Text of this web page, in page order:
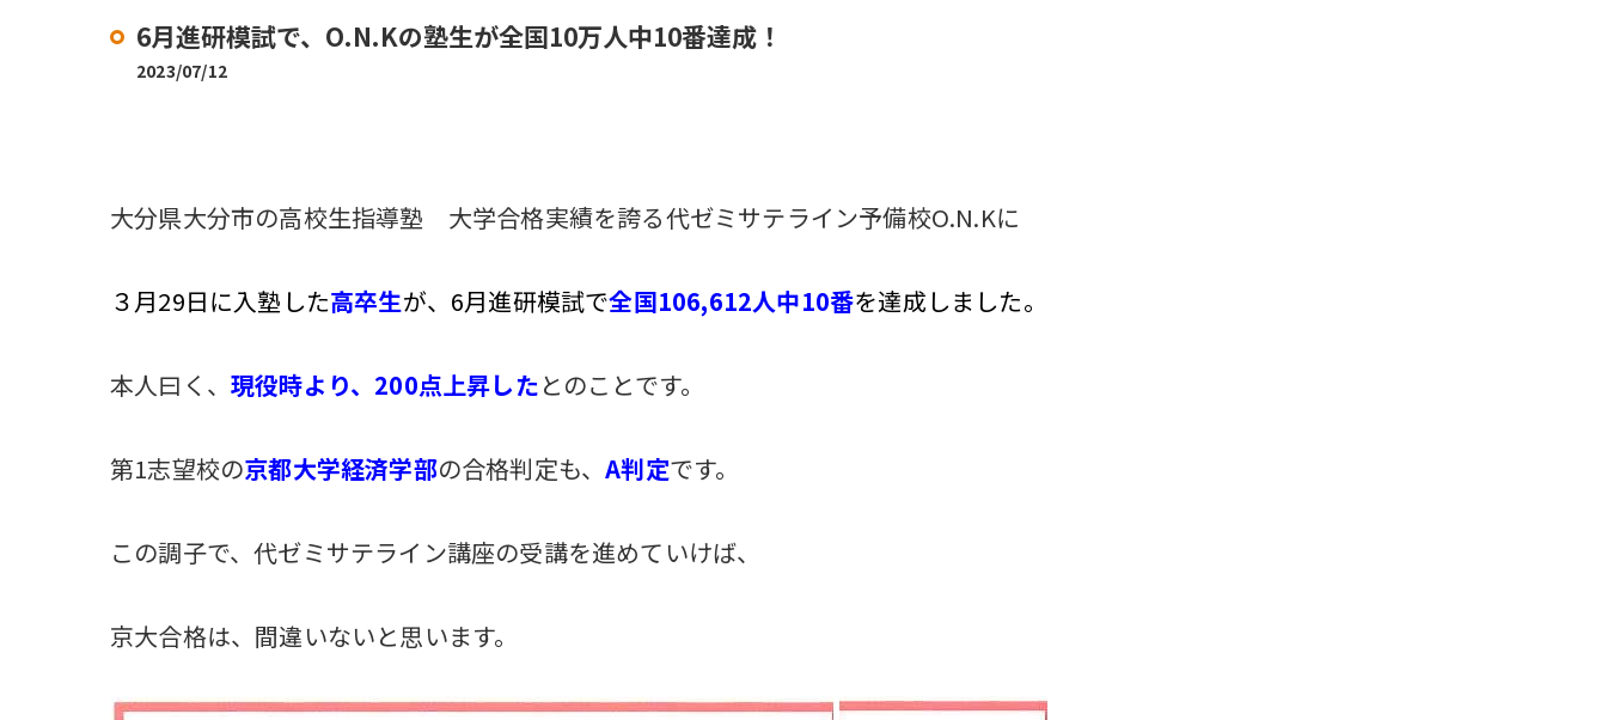
6月進研模試で、O.N.Kの塾生が全国10万人中10番達成！
2023/07/12
大分県大分市の高校生指導塾 大学合格実績を誇る代ゼミサテライン予備校O.N.Kに
３月29日に入塾した高卒生が、6月進研模試で全国106,612人中10番を達成しました。
本人曰く、 現役時より、200点上昇したとのことです。
第1志望校の京都大学経済学部の合格判定も、A判定です。
この調子で、代ゼミサテライン講座の受講を進めていけば、
京大合格は、間違いないと思います。